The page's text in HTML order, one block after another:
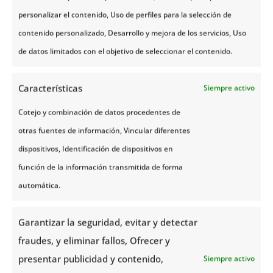
personalizar el contenido, Uso de perfiles para la selección de
contenido personalizado, Desarrollo y mejora de los servicios, Uso
de datos limitados con el objetivo de seleccionar el contenido.
Características Siempre activo
Cotejo y combinación de datos procedentes de
otras fuentes de información, Vincular diferentes
dispositivos, Identificación de dispositivos en
función de la información transmitida de forma
automática.
Garantizar la seguridad, evitar y detectar
fraudes, y eliminar fallos, Ofrecer y
presentar publicidad y contenido,
Siempre activo
No olvides la factura del peaje
si vas en autocaravana seguro te encontrarás con
diferentes peajes al entrar en cada ciudad. Lo bueno
es que no te quitarán tiempo porque son
completamente automatizados, simplemente debes
instalar un dispositivo electrónico en el parabrisas
de la autocaravana, el cual es detectado por el peaje
banco asociada al sistema.